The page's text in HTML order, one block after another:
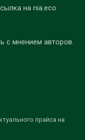
на nia.eco
с мнением авторов.
прайса на